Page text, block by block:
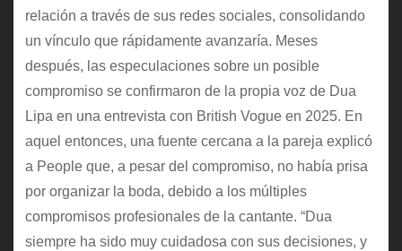
relación a través de sus redes sociales, consolidando
un vínculo que rápidamente avanzaría. Meses
después, las especulaciones sobre un posible
compromiso se confirmaron de la propia voz de Dua
Lipa en una entrevista con British Vogue en 2025. En
aquel entonces, una fuente cercana a la pareja explicó
a People que, a pesar del compromiso, no había prisa
por organizar la boda, debido a los múltiples
compromisos profesionales de la cantante. “Dua
siempre ha sido muy cuidadosa con sus decisiones, y